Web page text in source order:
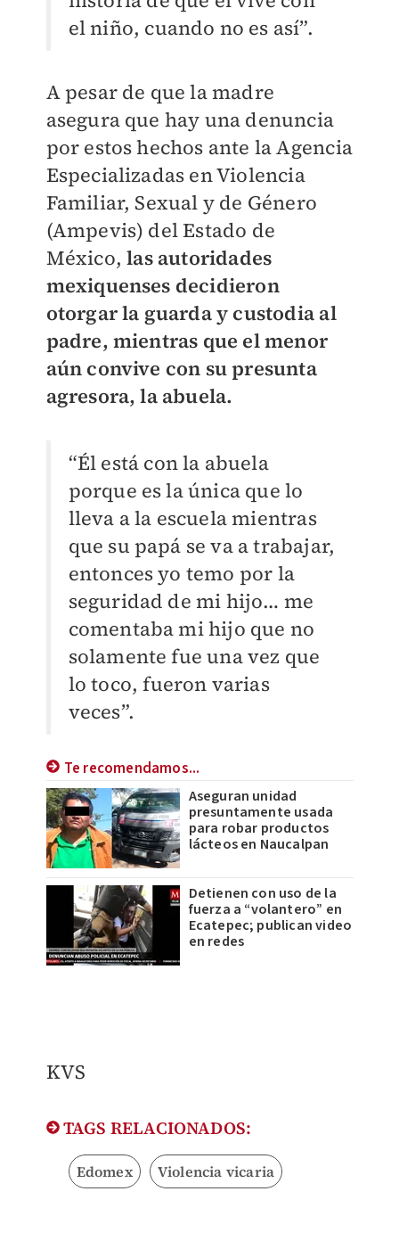
el niño, cuando no es así”.
A pesar de que la madre
asegura que hay una denuncia
por estos hechos ante la Agencia
Especializadas en Violencia
Familiar, Sexual y de Género
(Ampevis) del Estado de
México,las autoridades
mexiquenses decidieron
otorgar la guarda y custodia al
padre, mientras que el menor
aún convive con su presunta
agresora, la abuela.
“Él está con la abuela
porque es la única que lo
lleva a la escuela mientras
que su papá se va a trabajar,
entonces yo temo por la
seguridad de mi hijo… me
comentaba mi hijo que no
solamente fue una vez que
lo toco, fueron varias
veces”.
Te recomendamos...
Aseguran unidad
presuntamente usada
para robar productos
lácteos en Naucalpan
Detienen con uso de la
fuerza a “volantero” en
Ecatepec; publican video
en redes
KVS
TAGS RELACIONADOS:
Edomex Violencia vicaria